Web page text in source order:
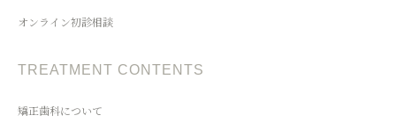
オンライン初診相談
TREATMENT CONTENTS
矯正歯科について